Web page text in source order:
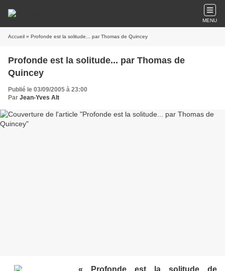
MENU
Accueil » Profonde est la solitude... par Thomas de Quincey
Profonde est la solitude... par Thomas de
Quincey
Publié le 03/09/2005 à 23:00
Par Jean-Yves Alt